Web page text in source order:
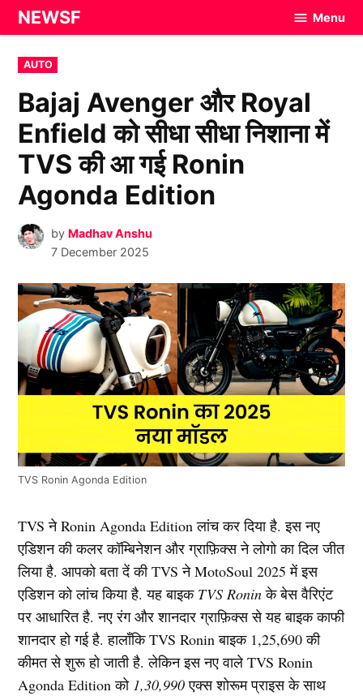
Skip
to
content
NEWSF Menu
POSTED
IN
AUTO
Bajaj Avenger और Royal
Enfield को सीधा सीधा निशाना में
TVS की आ गई Ronin
Agonda Edition
by Madhav Anshu
7 December 2025
TVS Ronin Agonda Edition
TVS ने Ronin Agonda Edition लांच कर दिया है. इस नए
एडिशन की कलर कॉम्बिनेशन और ग्राफ़िक्स ने लोगो का दिल जीत
लिया है. आपको बता दें की TVS ने MotoSoul 2025 में इस
एडिशन को लांच किया है. यह बाइक TVS Roninके बेस वैरिएंट
पर आधारित है. नए रंग और शानदार ग्राफ़िक्स से यह बाइक काफी
शानदार हो गई है. हालाँकि TVS Ronin बाइक 1,25,690 की
कीमत से शुरू हो जाती है. लेकिन इस नए वाले TVS Ronin
Agonda Edition को 1,30,990एक्स शोरूम प्राइस के साथ